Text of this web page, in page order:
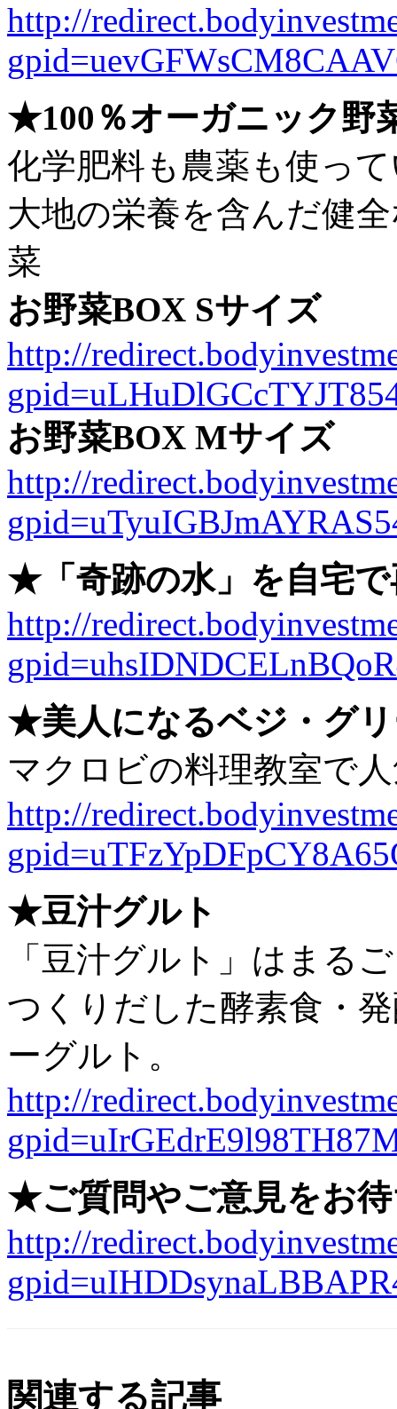
http://
★100％オーガニック野
化学肥料も農薬も使っ
大地の栄養を含んだ健
菜
お野菜BOX Sサイズ
http://
お野菜BOX Mサイズ
http://
★「奇跡の水」を自宅
http://
★美人になるベジ・グ
マクロビの料理教室で
http://
★豆汁グルト
「豆汁グルト」はまる
つくりだした酵素食・
ーグルト。
http://
★ご質問やご意見をお
http://
関連する記事